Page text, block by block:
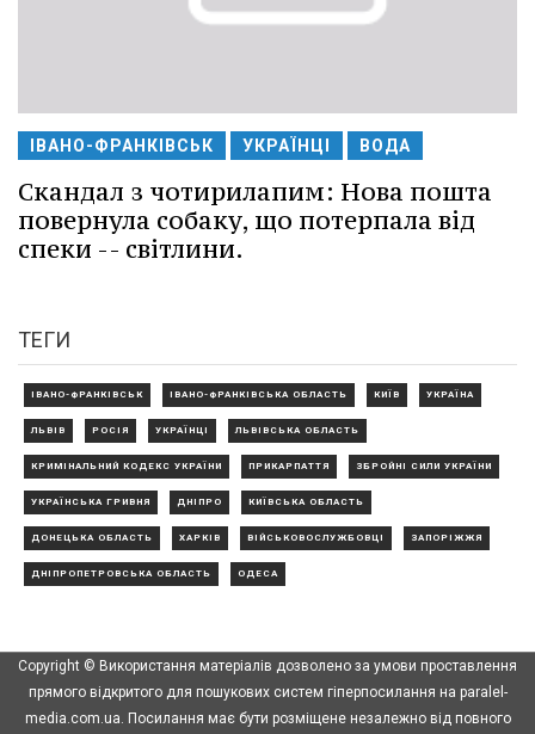
ІВАНО-ФРАНКІВСЬК УКРАЇНЦІ ВОДА
Скандал з чотирилапим: Нова пошта
повернула собаку, що потерпала від
спеки -- світлини.
ТЕГИ
ІВАНО-ФРАНКІВСЬК ІВАНО-ФРАНКІВСЬКА ОБЛАСТЬ КИЇВ УКРАЇНА
ЛЬВІВ РОСІЯ УКРАЇНЦІ ЛЬВІВСЬКА ОБЛАСТЬ
КРИМІНАЛЬНИЙ КОДЕКС УКРАЇНИ ПРИКАРПАТТЯ ЗБРОЙНІ СИЛИ УКРАЇНИ
УКРАЇНСЬКА ГРИВНЯ ДНІПРО КИЇВСЬКА ОБЛАСТЬ
ДОНЕЦЬКА ОБЛАСТЬ ХАРКІВ ВІЙСЬКОВОСЛУЖБОВЦІ ЗАПОРІЖЖЯ
ДНІПРОПЕТРОВСЬКА ОБЛАСТЬ ОДЕСА
Copyright © Використання матеріалів дозволено за умови проставлення
прямого відкритого для пошукових систем гіперпосилання на paralel-
media.com.ua. Посилання має бути розміщене незалежно від повного